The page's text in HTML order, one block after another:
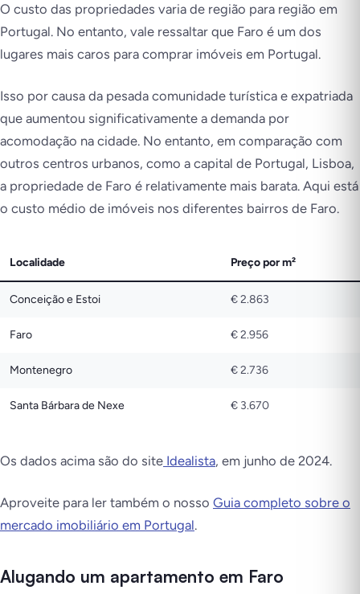
O custo das propriedades varia de região para região em
Portugal. No entanto, vale ressaltar que Faro é um dos
lugares mais caros para comprar imóveis em Portugal.
Isso por causa da pesada comunidade turística e expatriada
que aumentou significativamente a demanda por
acomodação na cidade. No entanto, em comparação com
outros centros urbanos, como a capital de Portugal, Lisboa,
a propriedade de Faro é relativamente mais barata. Aqui está
o custo médio de imóveis nos diferentes bairros de Faro.
Localidade Preço por m²
Conceição e Estoi € 2.863
Faro € 2.956
Montenegro € 2.736
Santa Bárbara de Nexe € 3.670
Os dados acima são do site Idealista, em junho de 2024.
Aproveite para ler também o nosso Guia completo sobre o
mercado imobiliário em Portugal.
Alugando um apartamento em Faro